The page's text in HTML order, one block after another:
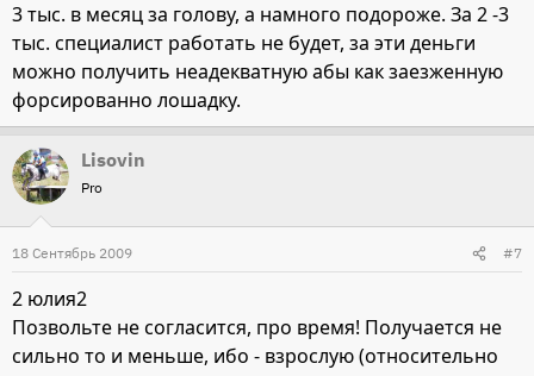
3 тыс. в месяц за голову, а намного подороже. За 2 -3
тыс. специалист работать не будет, за эти деньги
можно получить неадекватную абы как заезженную
форсированно лошадку.
Lisovin
Pro
18 Сентябрь 2009 #7
2 юлия2
Позвольте не согласится, про время! Получается не
сильно то и меньше, ибо - взрослую (относительно